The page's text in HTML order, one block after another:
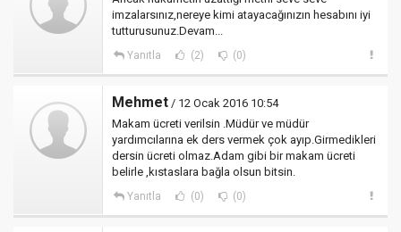
imzalarsınız,nereye kimi atayacağınızın hesabını iyi
tutturusunuz.Devam...
Yanıtla (2) (0)
Mehmet / 12 Ocak 2016 10:54
Makam ücreti verilsin .Müdür ve müdür
yardımcılarına ek ders vermek çok ayıp.Girmedikleri
dersin ücreti olmaz.Adam gibi bir makam ücreti
belirle ,kıstaslara bağla olsun bitsin.
Yanıtla (0) (0)